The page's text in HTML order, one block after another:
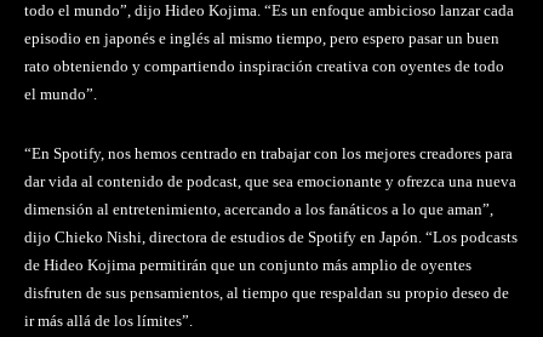
todo el mundo”, dijo Hideo Kojima. “Es un enfoque ambicioso lanzar cada
episodio en japonés e inglés al mismo tiempo, pero espero pasar un buen
rato obteniendo y compartiendo inspiración creativa con oyentes de todo
el mundo”.
“En Spotify, nos hemos centrado en trabajar con los mejores creadores para
dar vida al contenido de podcast, que sea emocionante y ofrezca una nueva
dimensión al entretenimiento, acercando a los fanáticos a lo que aman”,
dijo Chieko Nishi, directora de estudios de Spotify en Japón. “Los podcasts
de Hideo Kojima permitirán que un conjunto más amplio de oyentes
disfruten de sus pensamientos, al tiempo que respaldan su propio deseo de
ir más allá de los límites”.